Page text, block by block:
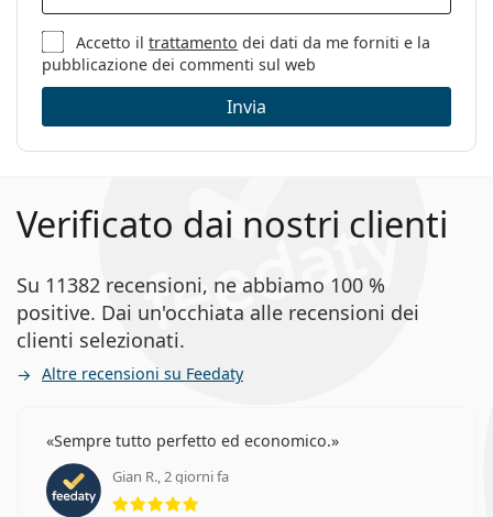
Accetto iltrattamento dei dati da me forniti e la
pubblicazione dei commenti sul web
Invia
Verificato dai nostri clienti
Su 11382 recensioni, ne abbiamo 100 %
positive. Dai un'occhiata alle recensioni dei
clienti selezionati.
Altre recensioni su Feedaty
Sempre tutto perfetto ed economico.
Gian R., 2 giorni fa